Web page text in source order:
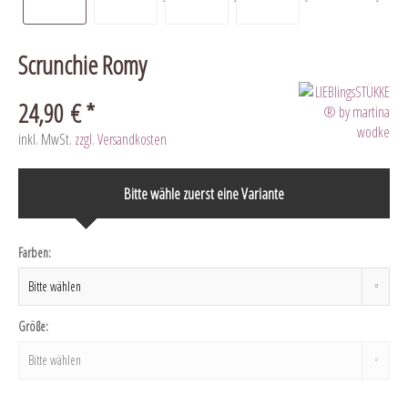
Scrunchie Romy
24,90 € *
inkl. MwSt. zzgl. Versandkosten
Bitte wähle zuerst eine Variante
Farben:
Größe: